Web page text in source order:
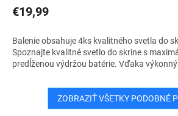
€19,99
Balenie obsahuje 4ks kvalitného svetla do
Spoznajte kvalitné svetlo do skrine s
predĺženou výdržou batérie. Vďaka
ZOBRAZIŤ VŠETKY PODOBNÉ